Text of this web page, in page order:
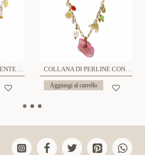
COLLANA CON PENDENTE A FARFALLA - NK22135D210 COLLANA DI PERLINE CON CIONDOLI E PIETRA GREZZA - NK21124176E93
Aggiungi al carrello